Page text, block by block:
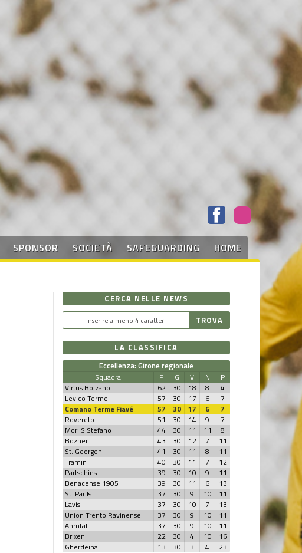
SPONSOR SOCIETÀ SAFEGUARDING HOME
CERCA NELLE NEWS
LA CLASSIFICA
Eccellenza: Girone regionale
Squadra P G V N
P
Virtus Bolzano
62 30 18 8
4
Levico Terme
57 30 17 6
7
Comano Terme Fiavé
57 30 17 6
7
Rovereto
51 30 14 9
7
Mori S.Stefano
44 30 11 11
8
Bozner
43 30 12 7
11
St. Georgen
41 30 11 8
11
Tramin
40 30 11 7
12
Partschins
39 30 10 9
11
Benacense 1905
39 30 11 6
13
St. Pauls
37 30 9 10
11
Lavis
37 30 10 7
13
Union Trento Ravinense
37 30 9 10
11
Ahrntal
37 30 9 10
11
Brixen
22 30 4 10
16
Gherdeina
13 30 3 4 23